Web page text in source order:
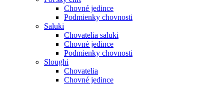
Chovné jedince
Podmienky chovnosti
Saluki
Chovatelia saluki
Chovné jedince
Podmienky chovnosti
Sloughi
Chovatelia
Chovné jedince